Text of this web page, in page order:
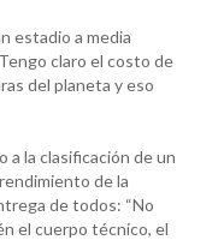
estadio a media
claro el costo de
del planeta y eso
a la clasificación de un
de la
de todos: “No
el cuerpo técnico, el